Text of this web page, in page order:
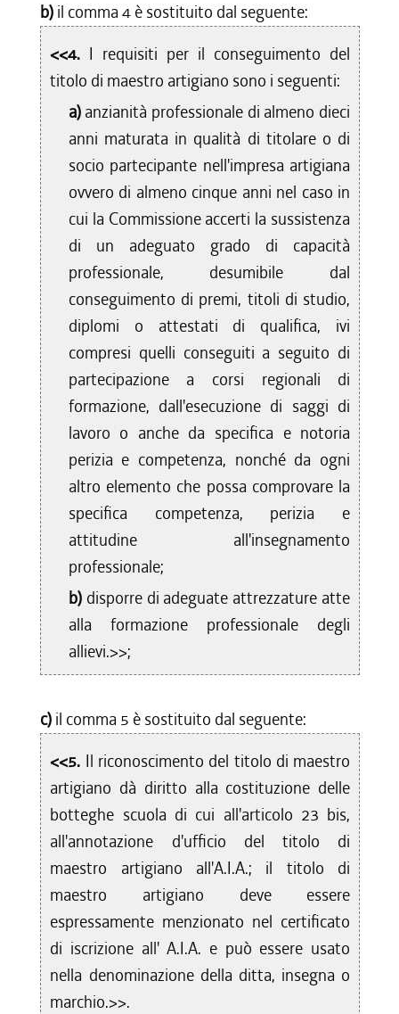
b) il comma 4 è sostituito dal seguente:
<<4. I requisiti per il conseguimento del
titolo di maestro artigiano sono i seguenti:
a) anzianità professionale di almeno dieci
anni maturata in qualità di titolare o di
socio partecipante nell'impresa artigiana
ovvero di almeno cinque anni nel caso in
cui la Commissione accerti la sussistenza
di un adeguato grado di capacità
professionale, desumibile dal
conseguimento di premi, titoli di studio,
diplomi o attestati di qualifica, ivi
compresi quelli conseguiti a seguito di
partecipazione a corsi regionali di
formazione, dall'esecuzione di saggi di
lavoro o anche da specifica e notoria
perizia e competenza, nonché da ogni
altro elemento che possa comprovare la
specifica competenza, perizia e
attitudine all'insegnamento
professionale;
b) disporre di adeguate attrezzature atte
alla formazione professionale degli
allievi.>>;
c) il comma 5 è sostituito dal seguente:
<<5. Il riconoscimento del titolo di maestro
artigiano dà diritto alla costituzione delle
botteghe scuola di cui all'articolo 23 bis,
all'annotazione d'ufficio del titolo di
maestro artigiano all'A.I.A.; il titolo di
maestro artigiano deve essere
espressamente menzionato nel certificato
di iscrizione all' A.I.A. e può essere usato
nella denominazione della ditta, insegna o
marchio.>>.